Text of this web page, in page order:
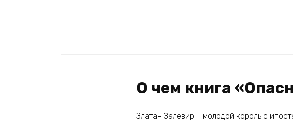
О чем книга
Златан Залевир – молодой король с